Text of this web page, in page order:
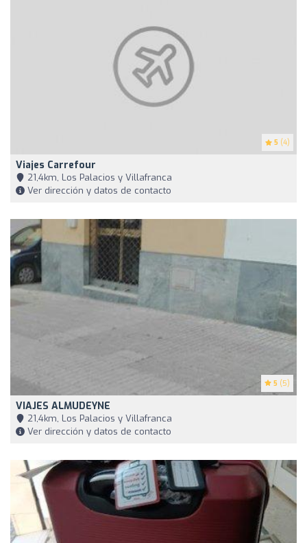
5 (4)
Viajes Carrefour
21,4km, Los Palacios y Villafranca
Ver dirección y datos de contacto
5 (5)
VIAJES ALMUDEYNE
21,4km, Los Palacios y Villafranca
Ver dirección y datos de contacto